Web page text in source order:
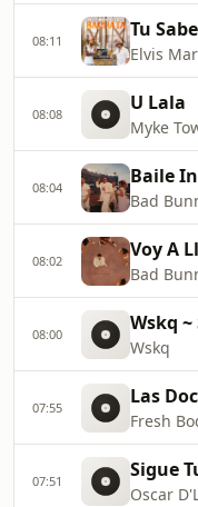
08:11 Tu
Elvis
08:08 U Lala
Myke
08:04 Baile
Bad
08:02 Voy A
Bad
08:00
Wskq
07:55 Las
Fresh
07:51 Sigue
Oscar